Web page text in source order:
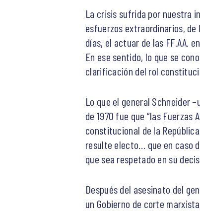
La crisis sufrida por nuestra
esfuerzos extraordinarios, de
días, el actuar de las FF.AA.
En ese sentido, lo que se
clarificación del rol
Lo que el general Schneider
de 1970 fue que “las
constitucional de la
resulte electo… que en caso
que sea respetado en su
Después del asesinato del
un Gobierno de corte